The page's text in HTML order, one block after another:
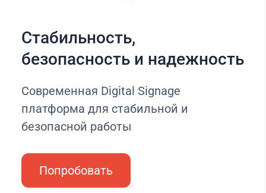
Стабильность,
безопасность и надежность
Современная Digital Signage
платформа для стабильной и
безопасной работы
Попробовать